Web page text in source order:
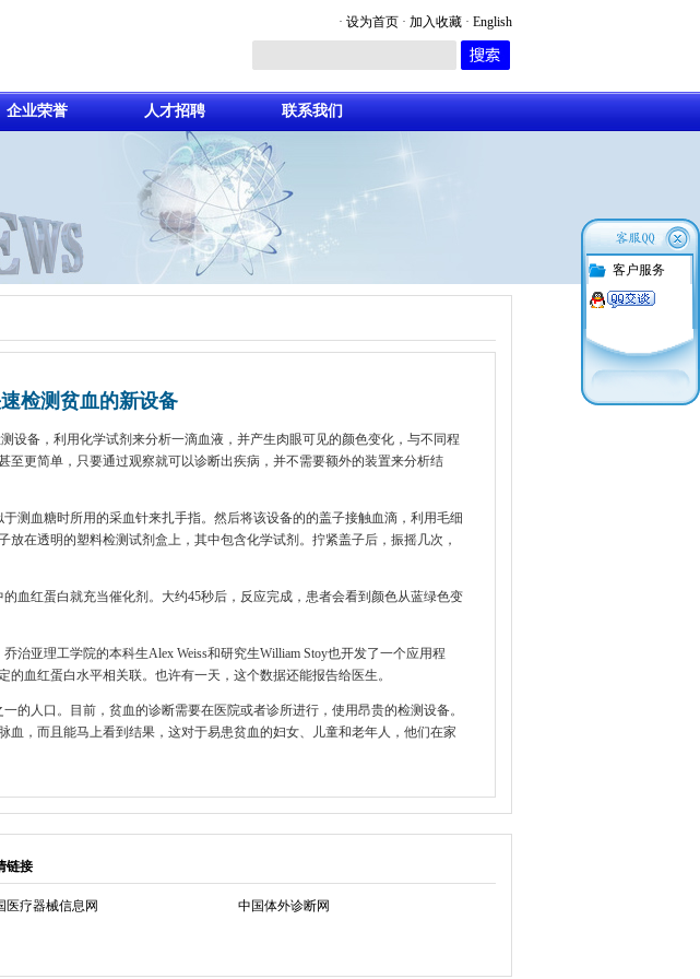
· 设为首页 · 加入收藏 · English
企业荣誉 人才招聘 联系我们
检测贫血的新设备
备，利用化学试剂来分析一滴血液，并产生肉眼可见的颜色变化，与不同程
至更简单，只要通过观察就可以诊断出疾病，并不需要额外的装置来分析结
测血糖时所用的采血针来扎手指。然后将该设备的的盖子接触血滴，利用毛细
在透明的塑料检测试剂盒上，其中包含化学试剂。拧紧盖子后，振摇几次，
血红蛋白就充当催化剂。大约45秒后，反应完成，患者会看到颜色从蓝绿色变
亚理工学院的本科生Alex Weiss和研究生William Stoy也开发了一个应用程
血红蛋白水平相关联。也许有一天，这个数据还能报告给医生。
人口。目前，贫血的诊断需要在医院或者诊所进行，使用昂贵的检测设备。
血，而且能马上看到结果，这对于易患贫血的妇女、儿童和老年人，他们在家
链接
医疗器械信息网 中国体外诊断网
客户服务